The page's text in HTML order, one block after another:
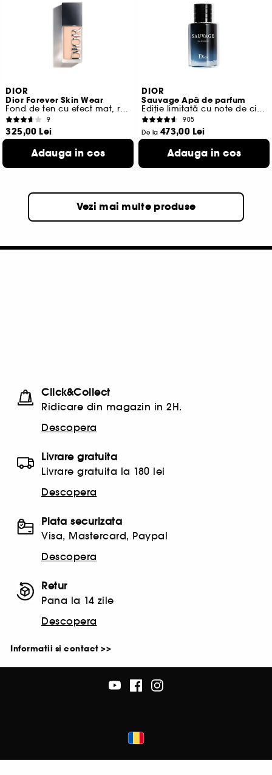
DIOR
Dior Forever Skin Wear
Fond de ten cu efect mat, rezistență 24 de ore
9
325,00 Lei
1.083,33 Lei
45 variante disponibile
Adauga in cos
DIOR
Sauvage Apă de parfum
Ediție limitată cu note de citrice și de vanilie
905
De la 473,00 Lei
931,67 Lei
5 variante disponibile
Adauga in cos
Vezi mai multe produse
Click&Collect
Ridicare din magazin in 2H.
Descopera
Livrare gratuita
Livrare gratuita la 180 lei
Descopera
Plata securizata
Visa, Mastercard, Paypal
Descopera
Retur
Pana la 14 zile
Descopera
Informatii si contact >>